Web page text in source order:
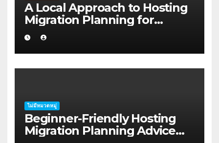
A Local Approach to Hosting
Migration Planning for
Freelancers in Rockhampton
ไม่มีหมวดหมู่
Beginner-Friendly Hosting
Migration Planning Advice